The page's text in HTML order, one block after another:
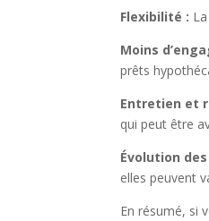
Flexibilité :
Moins
prêts
Entretien et
qui peut être
Évolution
elles peuvent
En résumé, si